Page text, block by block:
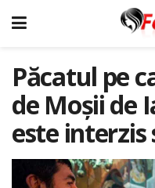
Păcatul pe
de Moşii de
este interzis